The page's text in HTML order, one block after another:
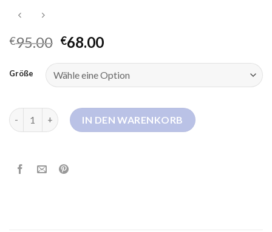
€95.00 €68.00
Größe
eddie bauer daunenjacke Menge
IN DEN WARENKORB